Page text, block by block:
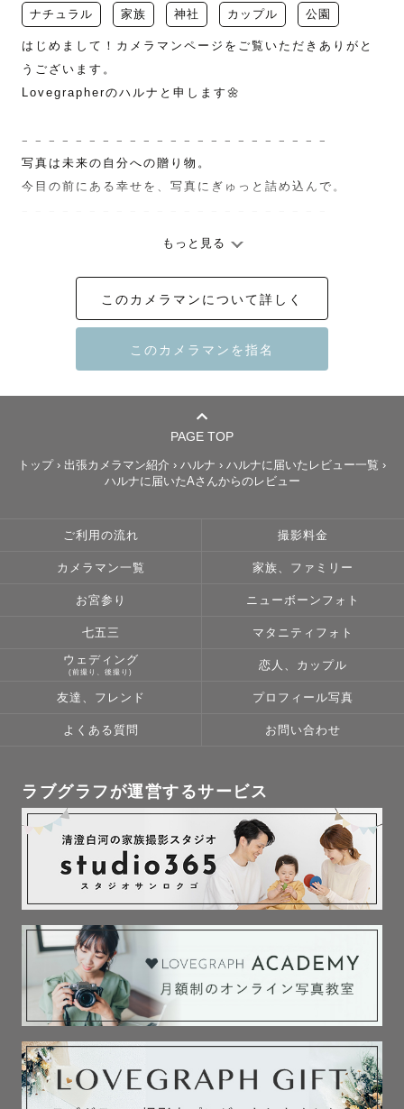
ナチュラル 家族 神社 カップル 公園
はじめまして！カメラマンページをご覧いただきありがと
うございます。
Lovegrapherのハルナと申します🌼
𓐄 𓐄 𓐄 𓐄 𓐄 𓐄 𓐄 𓐄 𓐄 𓐄 𓐄 𓐄 𓐄 𓐄 𓐄 𓐄 𓐄 𓐄 𓐄 𓐄 𓐄 𓐄 𓐄
写真は未来の自分への贈り物。
今目の前にある幸せを、写真にぎゅっと詰め込んで。
「こんな写真が好き」「こんなポーズで撮ってみたい」な
どございましたら、ぜひお聞かせください。
「具体的なイメージはないけど大丈夫かな？」という方も
私からもいろいろとご提案させていただきます！
写真を撮られるのは緊張するかも知れませんが、いろいろ
とお話しながら楽しく撮影できればと思っております！
一緒に楽しい時間を過ごしましょう🌈
写真は沢山の力を秘めていると思います。
その時の幸せが蘇ってきて、また幸せな気持ちになる。
落ち込んだ時、元気をもらえる。
勇気が出ない時、背中を押してもらえる。
寂しい時、写真の中の大切な人に会えたような気がする。
私自身、写真に助けられたことが何度もあります。
何度でも見返したくなるような優しくてあたたかい写真を
お届けします🎞
〈撮影エリア〉
関東を中心に活動させていただいております。その他の場
所でも対応できる場合がございますので、依頼前に一度ご
相談ください。
※自家用車を持っていないため、公共交通機関で行ける場
所のみでお願いをしております。
※対応エリア内でも、一部遠方の地域は、撮影料とは別で
交通費がかかる場合がございますのでご了承ください。
※夜間の撮影はお受けしておりません。
もっと見る
このカメラマンについて詳しく
PAGE TOP
トップ › 出張カメラマン紹介 › ハルナ › ハルナに届いたレビュー一覧 ›
ハルナに届いたAさんからのレビュー
ご利用の流れ 撮影料金
カメラマン一覧 家族、ファミリー
お宮参り ニューボーンフォト
七五三 マタニティフォト
ウェディング
(前撮り、後撮り)
恋人、カップル
友達、フレンド プロフィール写真
よくある質問 お問い合わせ
ラブグラフが運営するサービス